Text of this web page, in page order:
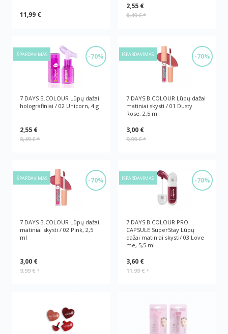
11,99 €
2,55 €
8,49 €*
-70%
IŠPARDAVIMAS
7 DAYS B.COLOUR Lūpų dažai
holografiniai / 02 Unicorn, 4 g
2,55 €
8,49 €*
-70%
IŠPARDAVIMAS
7 DAYS B.COLOUR Lūpų dažai
matiniai skysti / 01 Dusty
Rose, 2,5 ml
3,00 €
9,99 €*
-70%
IŠPARDAVIMAS
7 DAYS B.COLOUR Lūpų dažai
matiniai skysti / 02 Pink, 2,5
ml
3,00 €
9,99 €*
-70%
IŠPARDAVIMAS
7 DAYS B.COLOUR PRO
CAPSULE SuperStay Lūpų
dažai matiniai skysti/ 03 Love
me, 5,5 ml
3,60 €
11,99 €*